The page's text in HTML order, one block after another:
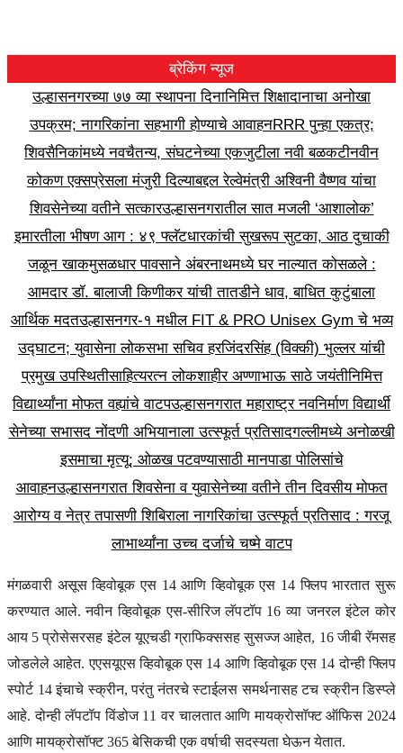
ब्रेकिंग न्यूज
उल्हासनगरच्या ७७ व्या स्थापना दिनानिमित्त शिक्षादानाचा अनोखा
उपक्रम; नागरिकांना सहभागी होण्याचे आवाहनRRR पुन्हा एकत्र;
शिवसैनिकांमध्ये नवचैतन्य, संघटनेच्या एकजुटीला नवी बळकटीनवीन
कोकण एक्सप्रेसला मंजुरी दिल्याबद्दल रेल्वेमंत्री अश्विनी वैष्णव यांचा
शिवसेनेच्या वतीने सत्कारउल्हासनगरातील सात मजली ‘आशालोक’
इमारतीला भीषण आग : ४९ फ्लॅटधारकांची सुखरूप सुटका, आठ दुचाकी
जळून खाकमुसळधार पावसाने अंबरनाथमध्ये घर नाल्यात कोसळले :
आमदार डॉ. बालाजी किणीकर यांची तातडीने धाव, बाधित कुटुंबाला
आर्थिक मदतउल्हासनगर-१ मधील FIT & PRO Unisex Gym चे भव्य
उद्घाटन; युवासेना लोकसभा सचिव हरजिंदरसिंह (विक्की) भुल्लर यांची
प्रमुख उपस्थितीसाहित्यरत्न लोकशाहीर अण्णाभाऊ साठे जयंतीनिमित्त
विद्यार्थ्यांना मोफत वह्यांचे वाटपउल्हासनगरात महाराष्ट्र नवनिर्माण विद्यार्थी
सेनेच्या सभासद नोंदणी अभियानाला उत्स्फूर्त प्रतिसादगल्लीमध्ये अनोळखी
इसमाचा मृत्यू; ओळख पटवण्यासाठी मानपाडा पोलिसांचे
आवाहनउल्हासनगरात शिवसेना व युवासेनेच्या वतीने तीन दिवसीय मोफत
आरोग्य व नेत्र तपासणी शिबिराला नागरिकांचा उत्स्फूर्त प्रतिसाद : गरजू
लाभार्थ्यांना उच्च दर्जाचे चष्मे वाटप
मंगळवारी असूस व्हिवोबूक एस 14 आणि व्हिवोबूक एस 14 फ्लिप भारतात सुरू
करण्यात आले. नवीन व्हिवोबूक एस-सीरिज लॅपटॉप 16 व्या जनरल इंटेल कोर
आय 5 प्रोसेसरसह इंटेल यूएचडी ग्राफिक्ससह सुसज्ज आहेत, 16 जीबी रॅमसह
जोडलेले आहेत. एएसयूएस व्हिवोबूक एस 14 आणि व्हिवोबूक एस 14 दोन्ही फ्लिप
स्पोर्ट 14 इंचाचे स्क्रीन, परंतु नंतरचे स्टाईलस समर्थनासह टच स्क्रीन डिस्प्ले
आहे. दोन्ही लॅपटॉप विंडोज 11 वर चालतात आणि मायक्रोसॉफ्ट ऑफिस 2024
आणि मायक्रोसॉफ्ट 365 बेसिकची एक वर्षाची सदस्यता घेऊन येतात.